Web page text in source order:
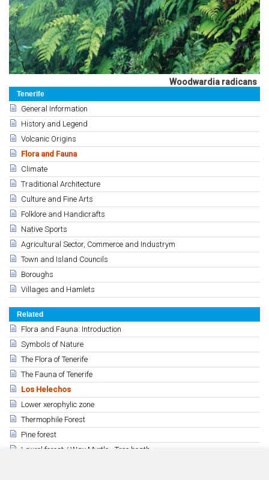
Tenerife
General Information
History and Legend
Volcanic Origins
Flora and Fauna
Climate
Traditional Architecture
Culture and Fine Arts
Folklore and Handicrafts
Native Sports
Agricultural Sector, Commerce and Industrym
Town and Island Councils
Boroughs
Villages and Hamlets
Related
Flora and Fauna: Introduction
Symbols of Nature
The Flora of Tenerife
The Fauna of Tenerife
Los Helechos
Lower xerophylic zone
Thermophile Forest
Pine forest
Laurel forest / Wax Myrtle - Tree heath
Woodwardia radicans